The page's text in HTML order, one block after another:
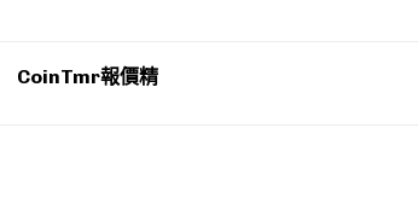
CoinTmr報價精